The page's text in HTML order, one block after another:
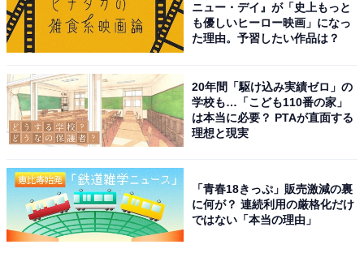
本当に透明
透明カレンダーは本当に透明にできているので、使う場
合には裏側に紙などを入れる必要がありそうです。透明
カレンダーの日付の色は黒なので、白や明るめの色の上
が良いのではないでしょうか。A4サイズが対応していま
ニュー・デイ』が「史上もっと
も優しいヒーロー映画」になっ
た理由。予習したい作品は？
20年間「駆け込み実績ゼロ」の
学校も…「こども110番の家」
は本当に必要？ PTAが直面する
理想と現実
「青春18きっぷ」販売激減の裏
に何が？ 連続利用の厳格化だけ
ではない「本当の理由」